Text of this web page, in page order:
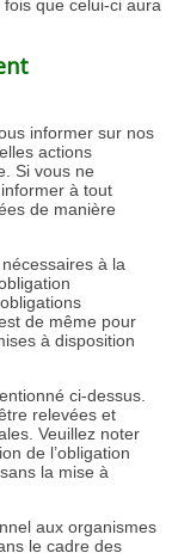
fois que celui-ci aura
informer sur nos
actions
Si vous ne
à tout
de manière
à la
de même pour
à disposition
ci-dessus.
relevées et
Veuillez noter
de l’obligation
la mise à
aux organismes
le cadre des